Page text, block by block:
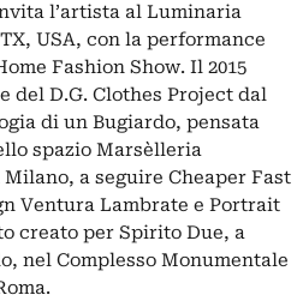
l’artista al Luminaria
USA, con la performance
Fashion Show. Il 2015
del D.G. Clothes Project dal
di un Bugiardo, pensata
spazio Marsèlleria
a seguire Cheaper Fast
Ventura Lambrate e Portrait
creato per Spirito Due, a
nel Complesso Monumentale